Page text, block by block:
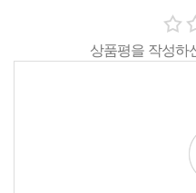
상품평을 작성하